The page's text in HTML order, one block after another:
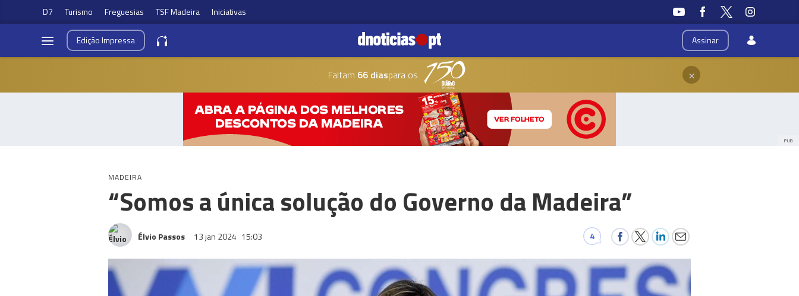
D7 Turismo Freguesias TSF Madeira Iniciativas
Assinar
EdiçãoImpressa
Faltam 66 diaspara os ×
PUB
MADEIRA
“Somos a única solução do Governo da Madeira”
Élvio Passos 13 jan 2024 15:03 4